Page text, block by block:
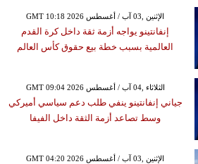
GMT 10:18 2026 الإثنين ,03 آب / أغسطس
إنفانتينو يواجه أزمة ثقة داخل كرة القدم
العالمية بسبب خطة بيع حقوق كأس العالم
GMT 09:04 2026 الثلاثاء ,04 آب / أغسطس
جياني إنفانتينو ينفي طلب دعم سياسي أميركي
وسط تصاعد أزمة الثقة داخل الفيفا
GMT 04:20 2026 الإثنين ,03 آب / أغسطس